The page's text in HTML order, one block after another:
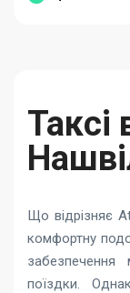
Таксі
Що відрізняє
комфортну
забезпечення
поїздки.